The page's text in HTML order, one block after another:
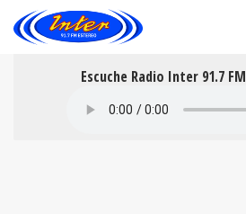
Escuche Radio Inter 91.7 FM